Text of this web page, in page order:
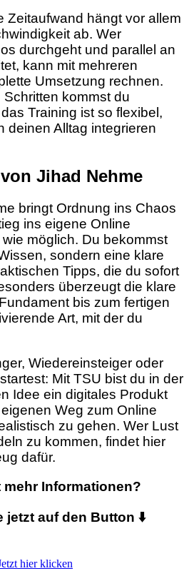
Zeitaufwand hängt vor allem
ab. Wer
durchgeht und parallel an
kann mit mehreren
Umsetzung rechnen.
kommst du
Training ist so flexibel,
deinen Alltag integrieren
Jihad Nehme
bringt Ordnung ins Chaos
ins eigene Online
möglich. Du bekommst
sondern eine klare
Tipps, die du sofort
überzeugt die klare
bis zum fertigen
Art, mit der du
Wiedereinsteiger oder
Mit TSU bist du in der
Idee ein digitales Produkt
Weg zum Online
zu gehen. Wer Lust
zu kommen, findet hier
dafür.
mehr Informationen?
jetzt auf den Button ⬇️